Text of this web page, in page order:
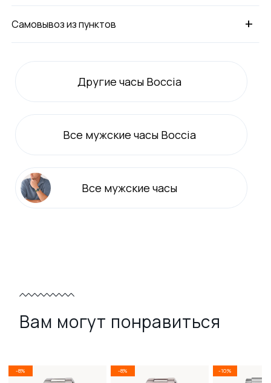
+
Самовывоз из пунктов
Другие часы Boccia
Все мужские часы Boccia
Все мужские часы
Вам могут понравиться
-8% -8% -10%